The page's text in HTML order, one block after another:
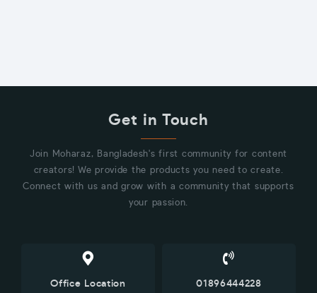
Get in Touch
Join Moharaz, Bangladesh's first community for content
creators! We provide the products you need to create.
Connect with us and grow with a community that supports
your passion.
Office Location 01896444228